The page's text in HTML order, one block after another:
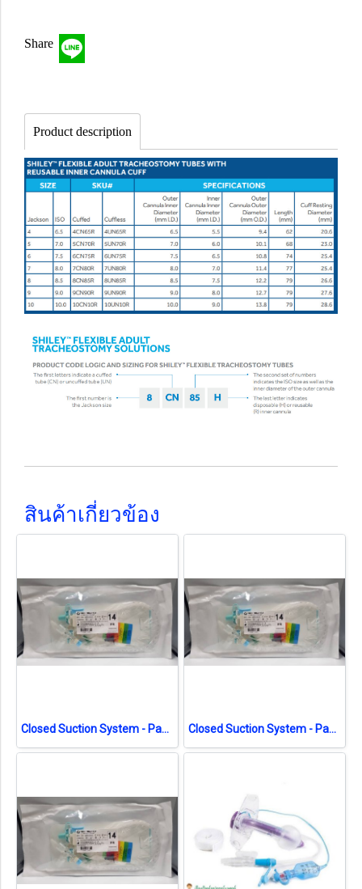
Share
Product description
สินค้าเกี่ยวข้อง
Closed Suction System - Pacific Health No.14 สายดูดเสมหะระบบปิด (exp 04-2026) Closed Suction System - Pacific Health No.14 สายดูดเสมหะระบบปิด (exp 08-2026)